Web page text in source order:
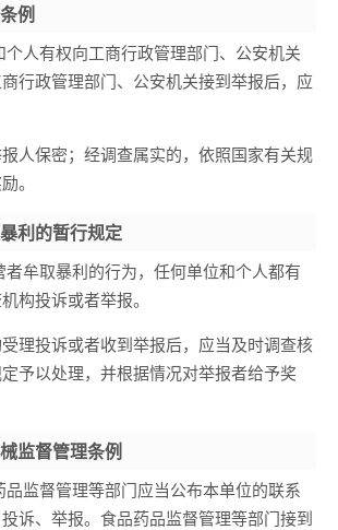
例
个人有权向工商行政管理部门、公安机关
行政管理部门、公安机关接到举报后，应
人保密；经调查属实的，依照国家有关规
。
利的暂行规定
者牟取暴利的行为，任何单位和个人都有
构投诉或者举报。
理投诉或者收到举报后，应当及时调查核
予以处理，并根据情况对举报者给予奖
监督管理条例
品监督管理等部门应当公布本单位的联系
诉、举报。食品药品监督管理等部门接到